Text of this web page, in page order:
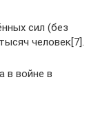
сил (без
человек[7].
в войне в